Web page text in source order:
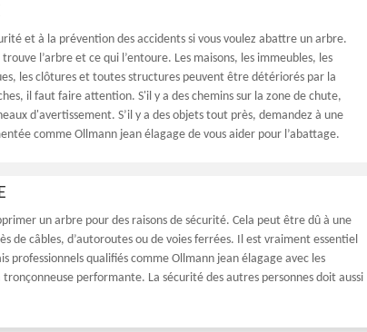
et à la prévention des accidents si vous voulez abattre un arbre.
trouve l’arbre et ce qui l’entoure. Les maisons, les immeubles, les
les clôtures et toutes structures peuvent être détériorés par la
il faut faire attention. S'il y a des chemins sur la zone de chute,
d'avertissement. S’il y a des objets tout près, demandez à une
comme Ollmann jean élagage de vous aider pour l’abattage.
un arbre pour des raisons de sécurité. Cela peut être dû à une
de câbles, d’autoroutes ou de voies ferrées. Il est vraiment essentiel
professionnels qualifiés comme Ollmann jean élagage avec les
performante. La sécurité des autres personnes doit aussi